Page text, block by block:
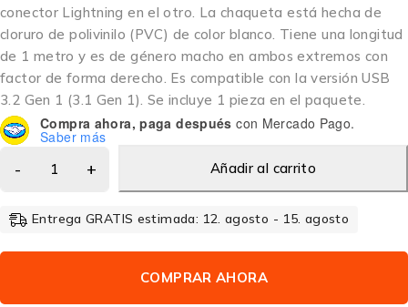
conector Lightning en el otro. La chaqueta está hecha de
cloruro de polivinilo (PVC) de color blanco. Tiene una longitud
de 1 metro y es de género macho en ambos extremos con
factor de forma derecho. Es compatible con la versión USB
3.2 Gen 1 (3.1 Gen 1). Se incluye 1 pieza en el paquete.
Compra ahora, paga después con Mercado Pago.
Saber más
Añadir al carrito
Entrega GRATIS estimada: 12. agosto - 15. agosto
COMPRAR AHORA